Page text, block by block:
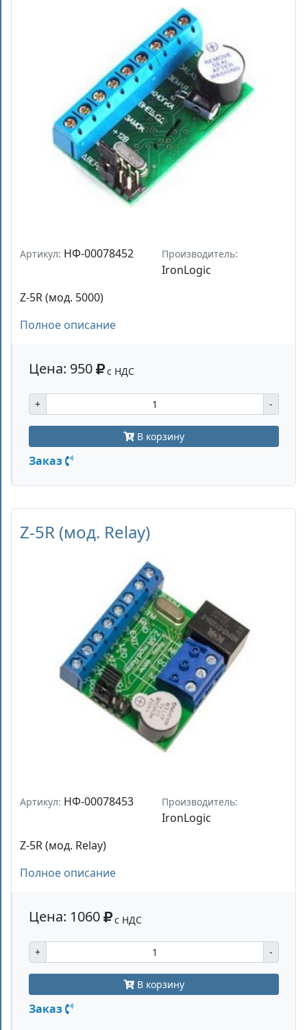
Артикул: НФ-00078452 Производитель:
IronLogic
Z-5R (мод. 5000)
Полное описание
Цена: 950 с НДС
+ -
В корзину
Заказ
Z-5R (мод. Relay)
Артикул: НФ-00078453 Производитель:
IronLogic
Z-5R (мод. Relay)
Полное описание
Цена: 1060 с НДС
+ -
В корзину
Заказ